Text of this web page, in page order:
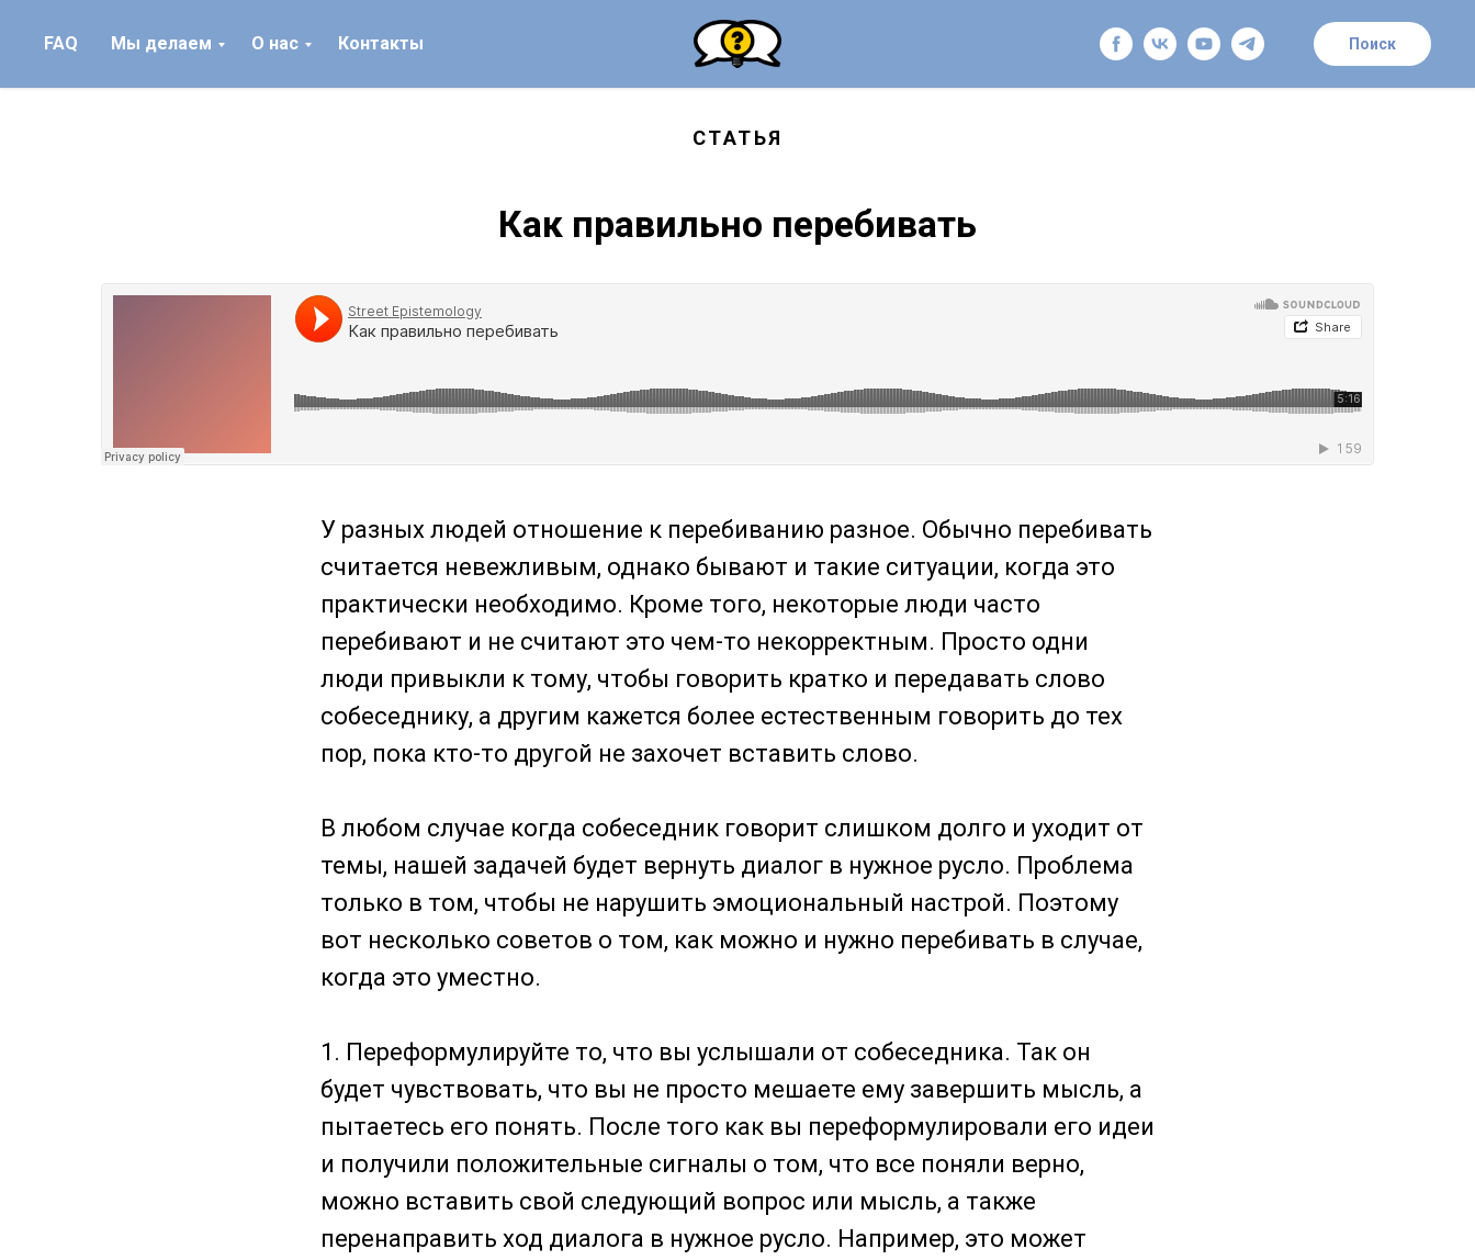
FAQ Мы делаем О нас Контакты Поиск
СТАТЬЯ
Как правильно перебивать
У разных людей отношение к перебиванию разное. Обычно перебивать
считается невежливым, однако бывают и такие ситуации, когда это
практически необходимо. Кроме того, некоторые люди часто
перебивают и не считают это чем-то некорректным. Просто одни
люди привыкли к тому, чтобы говорить кратко и передавать слово
собеседнику, а другим кажется более естественным говорить до тех
пор, пока кто-то другой не захочет вставить слово.
В любом случае когда собеседник говорит слишком долго и уходит от
темы, нашей задачей будет вернуть диалог в нужное русло. Проблема
только в том, чтобы не нарушить эмоциональный настрой. Поэтому
вот несколько советов о том, как можно и нужно перебивать в случае,
когда это уместно.
1. Переформулируйте то, что вы услышали от собеседника. Так он
будет чувствовать, что вы не просто мешаете ему завершить мысль, а
пытаетесь его понять. После того как вы переформулировали его идеи
и получили положительные сигналы о том, что все поняли верно,
можно вставить свой следующий вопрос или мысль, а также
перенаправить ход диалога в нужное русло. Например, это может